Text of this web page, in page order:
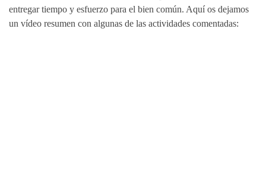
entregar tiempo y esfuerzo para el bien común. Aquí os dejamos
un vídeo resumen con algunas de las actividades comentadas: